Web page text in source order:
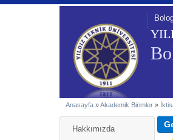
Anasayfa »Akademik Birimler »
Hakkımızda